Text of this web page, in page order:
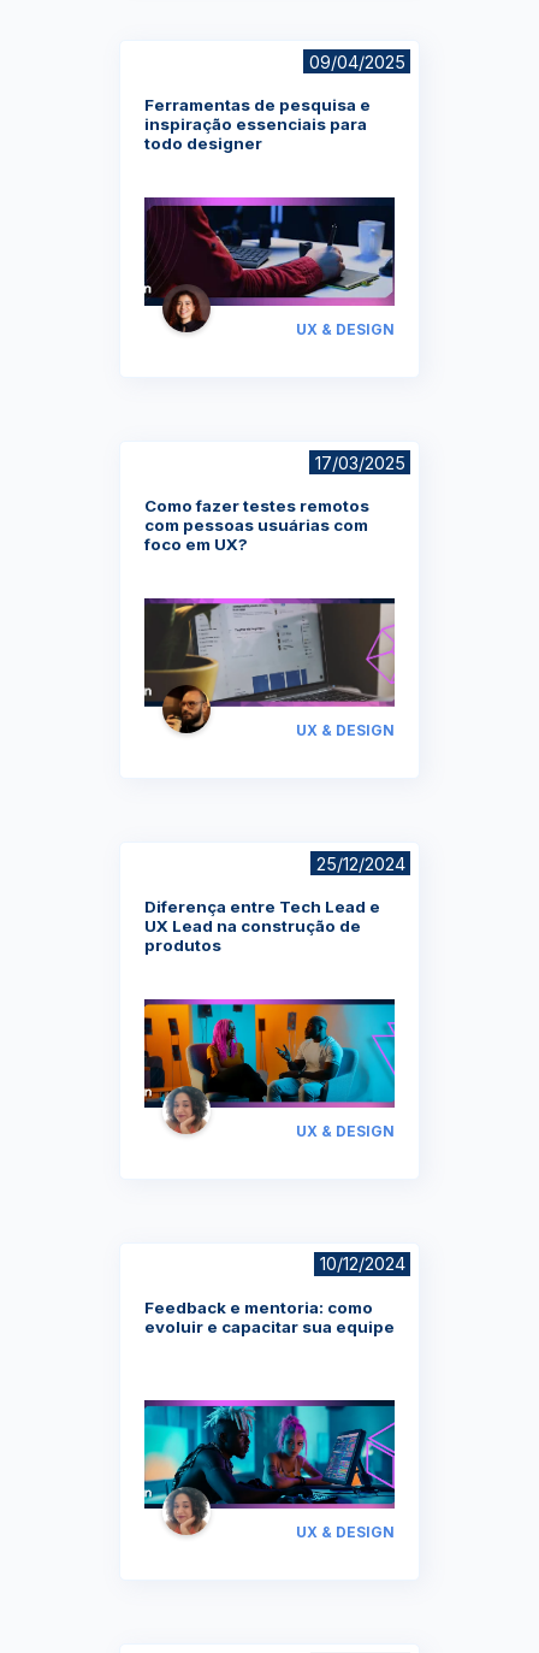
Ferramentas de pesquisa e
inspiração essenciais para
todo designer
09/04/2025
UX & DESIGN
Como fazer testes remotos
com pessoas usuárias com
foco em UX?
17/03/2025
UX & DESIGN
Diferença entre Tech Lead e
UX Lead na construção de
produtos
25/12/2024
UX & DESIGN
Feedback e mentoria: como
evoluir e capacitar sua equipe
10/12/2024
UX & DESIGN